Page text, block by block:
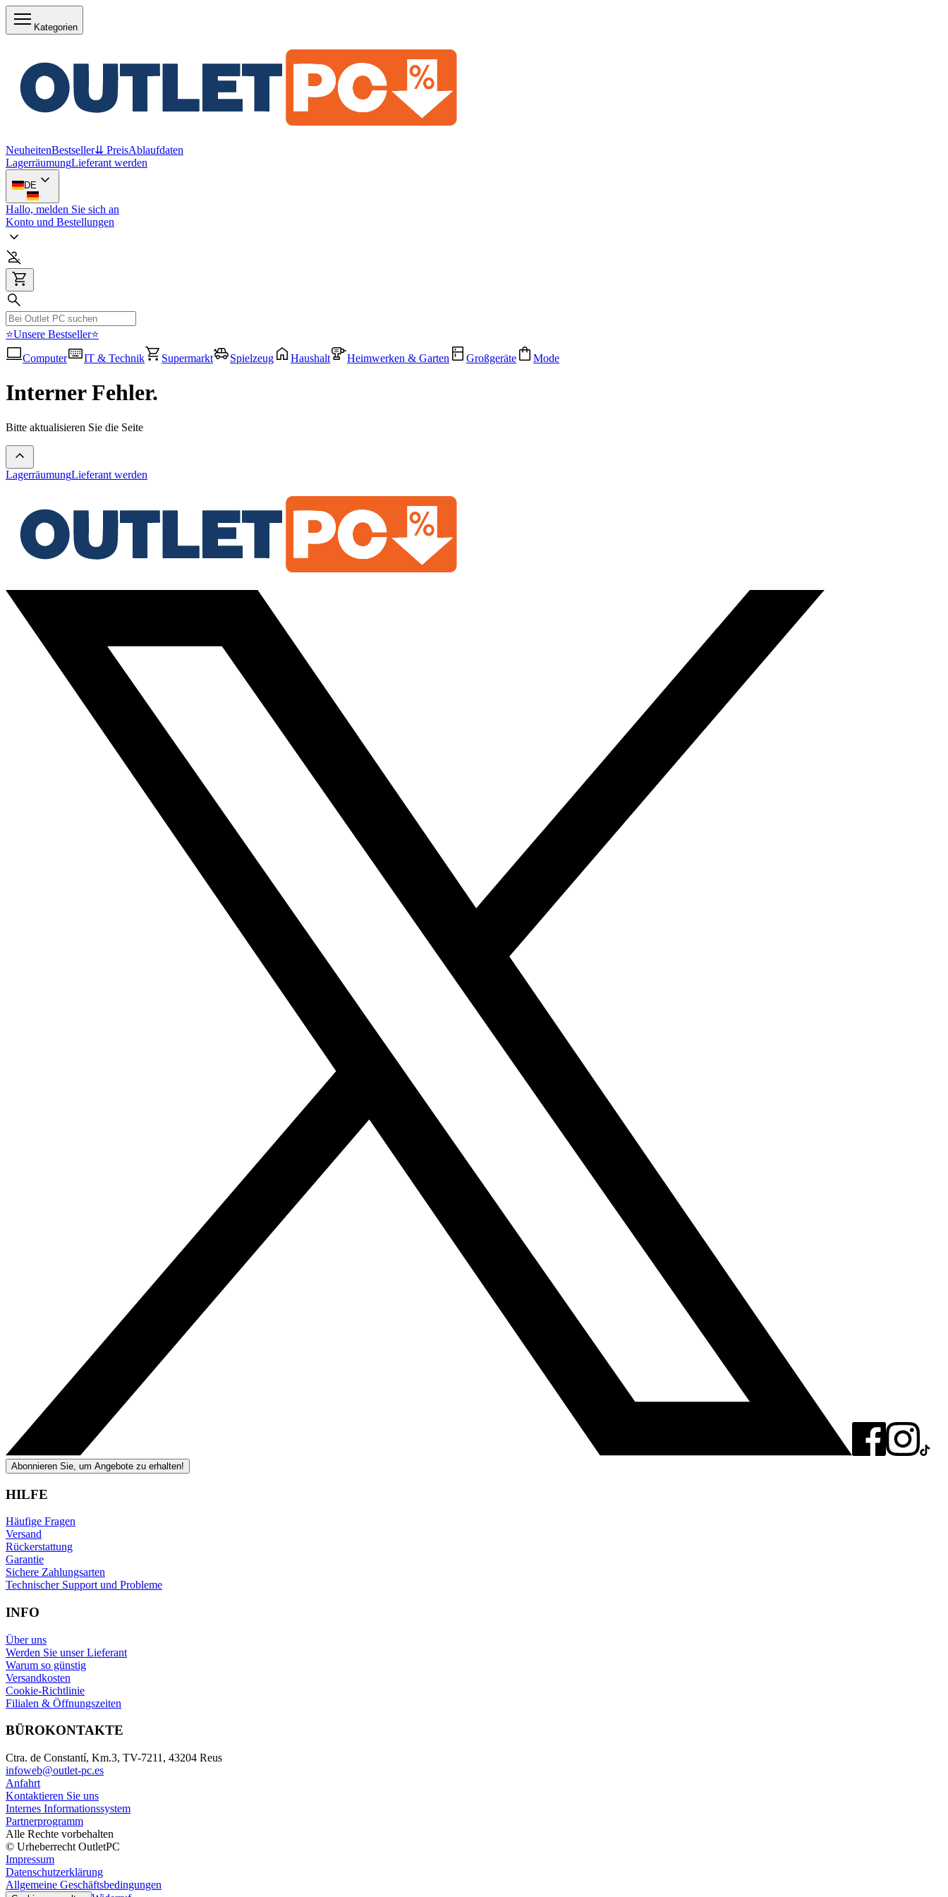
Kategorien
NeuheitenBestseller⇊ PreisAblaufdaten
LagerräumungLieferant werden
DE
Hallo, melden Sie sich an
Konto und Bestellungen
⭐Unsere Bestseller⭐
Computer
IT & Technik Supermarkt Spielzeug Haushalt Heimwerken & Garten Großgeräte Mode
Interner Fehler.
Bitte aktualisieren Sie die Seite
LagerräumungLieferant werden
Abonnieren Sie, um Angebote zu erhalten!
HILFE
Häufige Fragen
Versand
Rückerstattung
Garantie
Sichere Zahlungsarten
Technischer Support und Probleme
INFO
Über uns
Werden Sie unser Lieferant
Warum so günstig
Versandkosten
Cookie-Richtlinie
Filialen & Öffnungszeiten
BÜROKONTAKTE
Ctra. de Constantí, Km.3, TV-7211, 43204 Reus
infoweb@outlet-pc.es
Anfahrt
Kontaktieren Sie uns
Internes Informationssystem
Partnerprogramm
Alle Rechte vorbehalten
© Urheberrecht OutletPC
Impressum
Datenschutzerklärung
Allgemeine Geschäftsbedingungen